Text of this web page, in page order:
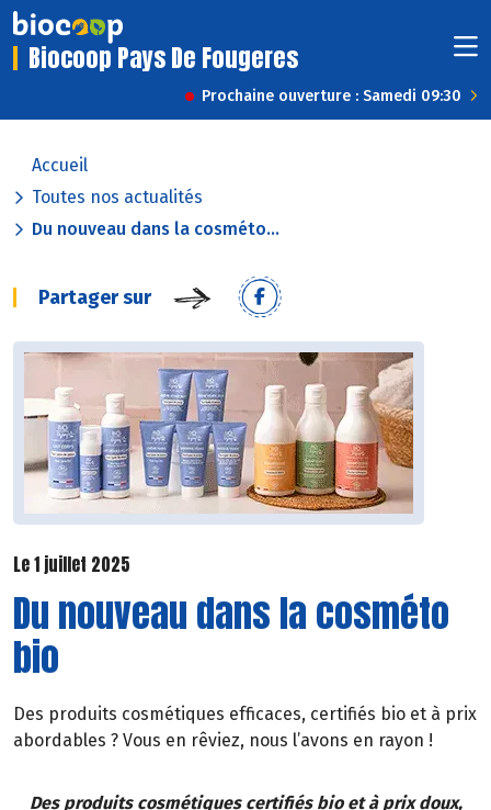
Biocoop Pays De Fougeres
Prochaine ouverture : Samedi 09:30
Accueil
Toutes nos actualités
Du nouveau dans la cosméto...
Partager sur
Le 1 juillet 2025
Du nouveau dans la cosméto
bio
Des produits cosmétiques efficaces, certifiés bio et à prix
abordables ? Vous en rêviez, nous l’avons en rayon !
Des produits cosmétiques certifiés bio et à prix doux,